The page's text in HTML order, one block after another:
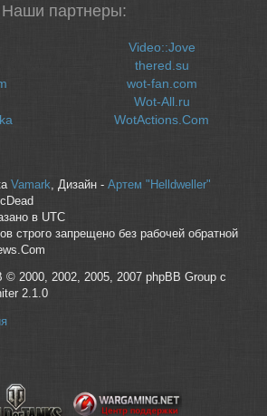
Наши партнеры:
Video::Jove
thered.su
wot-fan.com
Wot-All.ru
WotActions.Com
Vamark, Дизайн - Артем "Helldweller"
в UTC
строго запрещено без рабочей обратной
© 2000, 2002, 2005, 2007 phpBB Group с
2.1.0